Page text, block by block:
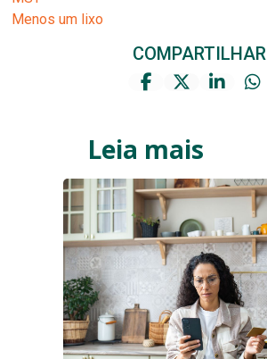
Menos um lixo
COMPARTILHAR
Leia mais